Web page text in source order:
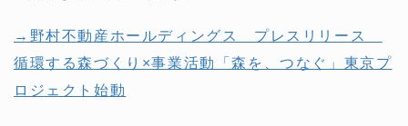
→野村不動産ホールディングス プレスリリース
循環する森づくり×事業活動「森を、つなぐ」東京プ
ロジェクト始動